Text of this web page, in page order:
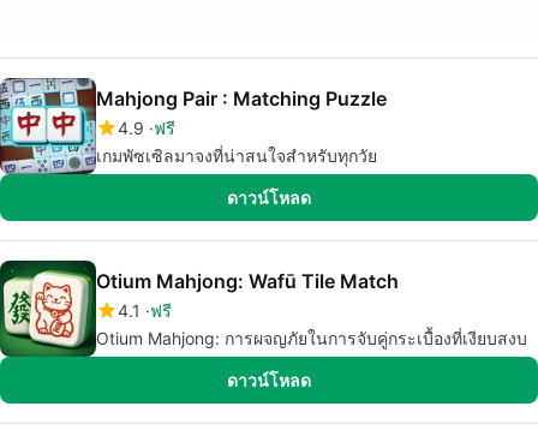
Mahjong Pair : Matching Puzzle
4.9 ฟรี
เกมพัซเซิลมาจงที่น่าสนใจสำหรับทุกวัย
ดาวน์โหลด
Otium Mahjong: Wafū Tile Match
4.1
ฟรี
Otium Mahjong: การผจญภัยในการจับคู่กระเบื้องที่เงียบสงบ
ดาวน์โหลด